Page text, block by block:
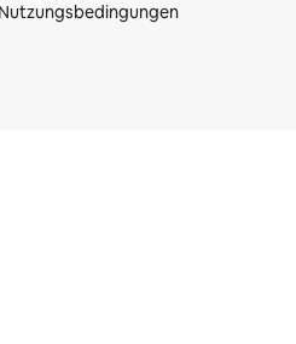
Nutzungsbedingungen